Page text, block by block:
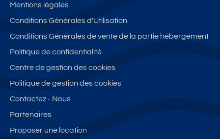
Mentions légales
Conditions Générales d'Utilisation
Conditions Générales de vente de la partie hébergement
Politique de confidentialité
Centre de gestion des cookies
Politique de gestion des cookies
Contactez - Nous
Partenaires
Proposer une location